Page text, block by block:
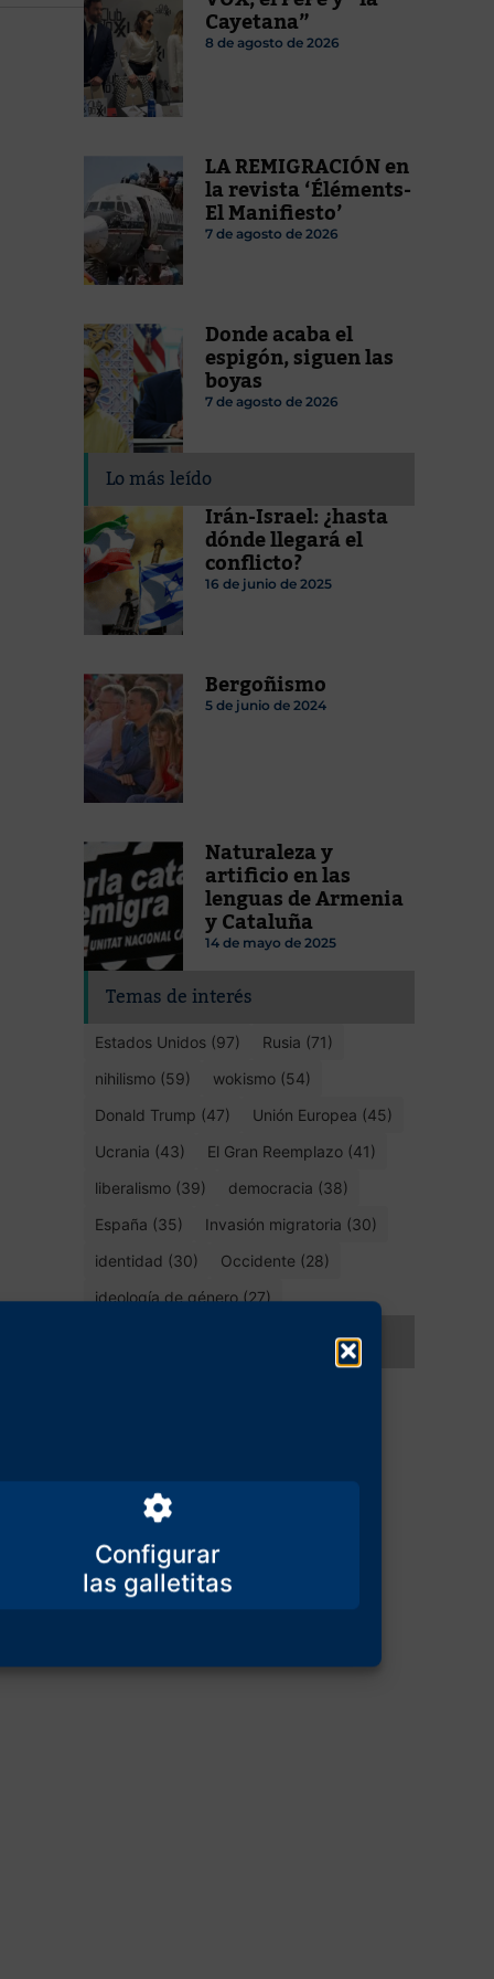
Configurar
Cayetana”
8 de agosto de 2026
LA REMIGRACIÓN en
la revista ‘Éléments-
El Manifiesto’
7 de agosto de 2026
Donde acaba el
espigón, siguen las
boyas
7 de agosto de 2026
Lo más leído
Irán-Israel: ¿hasta
dónde llegará el
conflicto?
16 de junio de 2025
Bergoñismo
5 de junio de 2024
Naturaleza y
artificio en las
lenguas de Armenia
y Cataluña
14 de mayo de 2025
Temas de interés
Estados Unidos (97)
Rusia (71)
nihilismo (59)
wokismo (54)
Donald Trump (47)
Unión Europea (45)
Ucrania (43)
El Gran Reemplazo (41)
liberalismo (39)
democracia (38)
España (35)
Invasión migratoria (30)
identidad (30)
Occidente (28)
ideología de género (27)